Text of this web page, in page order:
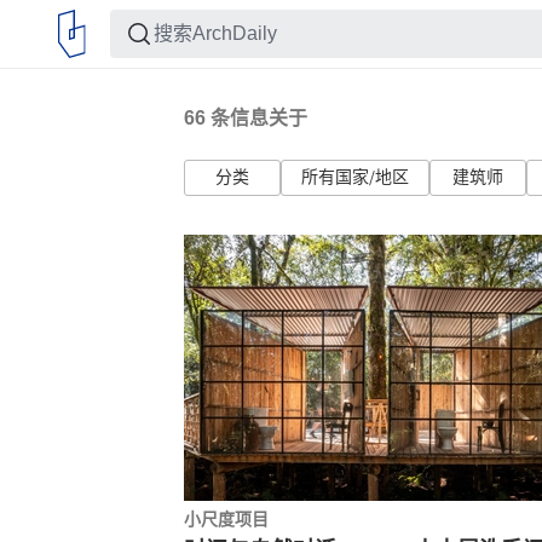
66 条信息关于
分类 所有国家/地区 建筑师
小尺度项目